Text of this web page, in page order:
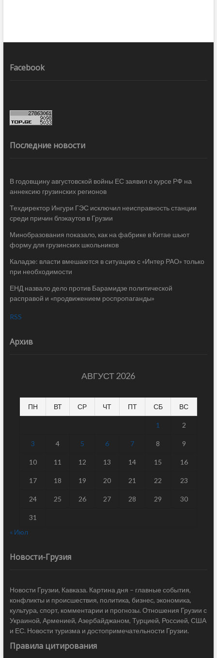
Facebook
Последние новости
В годовщину августовской войны ЕС заявил о курсе РФ на
аннексию грузинских регионов
Техдиректор Ингури ГЭС исключил неисправность станции
среди причин блэкаутов в Грузии
Минобразования показало, как на фабрике в Китае шьют
форму для грузинских школьников
Каладзе: власти вмешаются в ситуацию с «Интер РАО» только
при необходимости
ЕНД назвало дело против Барамидзе политической
расправой и «продвижением роспропаганды»
RSS
Архив
АВГУСТ 2026
ПН ВТ СР ЧТ ПТ СБ ВС
1 2
3 4 5 6 7 8 9
10 11 12 13 14 15 16
17 18 19 20 21 22 23
24 25 26 27 28 29 30
31
« Июл
Новости-Грузия
Новости Грузии, Кавказа. Картина дня – главные события,
конфликты и происшествия, политика, бизнес, экономика,
культура, спорт, комментарии и прогнозы. Отношения Грузии с
Украиной, Арменией, Азербайджаном, Турцией, Россией, США
и ЕС. Новости туризма и достопримечательности Грузии.
Правила цитирования